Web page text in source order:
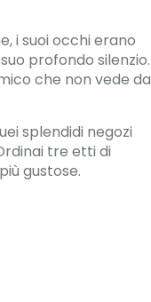
i suoi occhi erano
profondo silenzio.
che non vede da
splendidi negozi
tre etti di
gustose.